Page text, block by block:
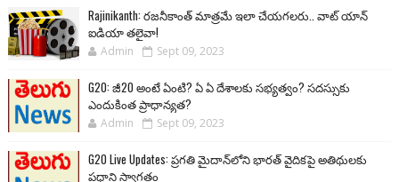
Rajinikanth: రజనీకాంత్ మాత్రమే ఇలా చేయగలరు.. వాట్ యాన్
ఐడియా తలైవా!
Admin Sept 09, 2023
G20: జీ20 అంటే ఏంటి? ఏ ఏ దేశాలకు సభ్యత్వం? సదస్సుకు
ఎందుకింత ప్రాధాన్యత?
Admin Sept 09, 2023
G20 Live Updates: ప్రగతి మైదాన్‌లోని భారత్ వైదికపై అతిథులకు
ప్రధాని స్వాగతం